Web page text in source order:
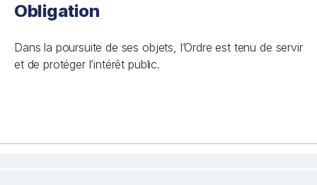
Obligation
Dans la poursuite de ses objets, l’Ordre est tenu de servir
et de protéger l’intérêt public.